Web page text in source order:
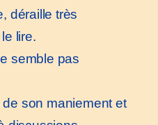
déraille très
lire.
semble pas
son maniement et